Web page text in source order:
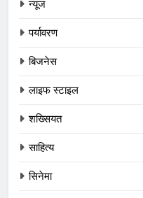
न्यूज
पर्यावरण
बिजनेस
लाइफ स्टाइल
शख्सियत
साहित्य
सिनेमा